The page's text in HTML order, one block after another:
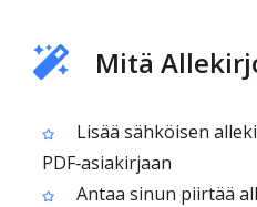
Mitä
Lisää sähköisen
PDF‑asiakirjaan
Antaa sinun piirtää